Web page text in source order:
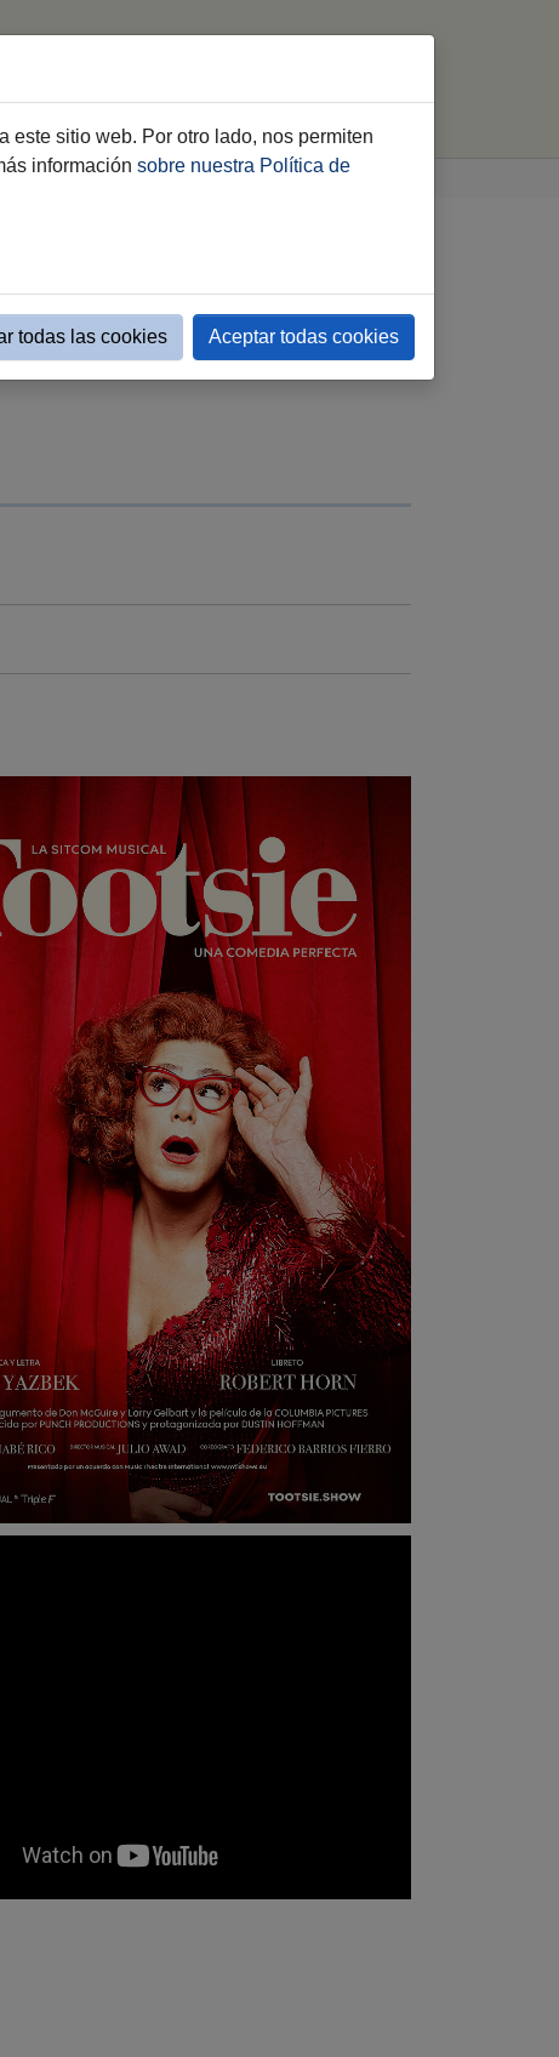
este sitio web. Por otro lado, nos permiten
información sobre nuestra Política de
todas las cookies Aceptar todas cookies